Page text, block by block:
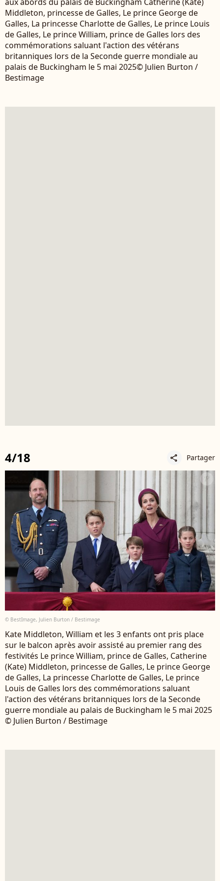
Middleton, princesse de Galles, Le prince George de
Galles, La princesse Charlotte de Galles, Le prince Louis
de Galles, Le prince William, prince de Galles lors des
commémorations saluant l'action des vétérans
britanniques lors de la Seconde guerre mondiale au
palais de Buckingham le 5 mai 2025© Julien Burton /
Bestimage
4/18 share Partager
© BestImage, Julien Burton / Bestimage
Kate Middleton, William et les 3 enfants ont pris place
sur le balcon après avoir assisté au premier rang des
festivités Le prince William, prince de Galles, Catherine
(Kate) Middleton, princesse de Galles, Le prince George
de Galles, La princesse Charlotte de Galles, Le prince
Louis de Galles lors des commémorations saluant
l'action des vétérans britanniques lors de la Seconde
guerre mondiale au palais de Buckingham le 5 mai 2025
© Julien Burton / Bestimage